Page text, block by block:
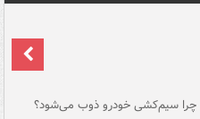
چرا سیم‌کشی خودرو ذوب می‌شود؟